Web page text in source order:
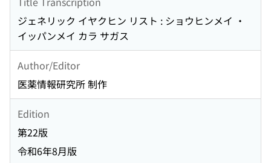
ジェネリック イヤクヒン リスト : ショウヒンメイ ・
イッパンメイ カラ サガス
Author/Editor
医薬情報研究所 制作
Edition
第22版
令和6年8月版